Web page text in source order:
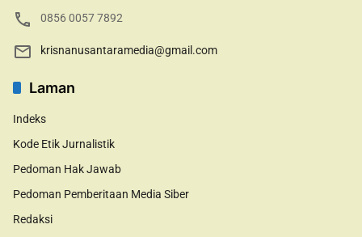
0856 0057 7892
krisnanusantaramedia@gmail.com
Laman
Indeks
Kode Etik Jurnalistik
Pedoman Hak Jawab
Pedoman Pemberitaan Media Siber
Redaksi